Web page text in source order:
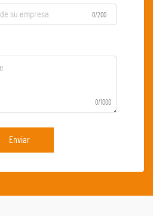
0/200
0/1000
Enviar